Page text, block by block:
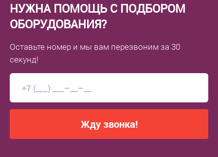
НУЖНА ПОМОЩЬ С ПОДБОРОМ
ОБОРУДОВАНИЯ?
Оставьте номер и мы вам перезвоним за 30
секунд!
Жду звонка!